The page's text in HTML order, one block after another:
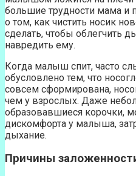
большие трудности мама и
о том, как чистить носик
сделать, чтобы облегчить
навредить ему.
Когда малыш спит, часто
обусловлено тем, что
совсем сформирована,
чем у взрослых. Даже
образовавшиеся корочки,
дискомфорта у малыша,
дыхание.
Причины